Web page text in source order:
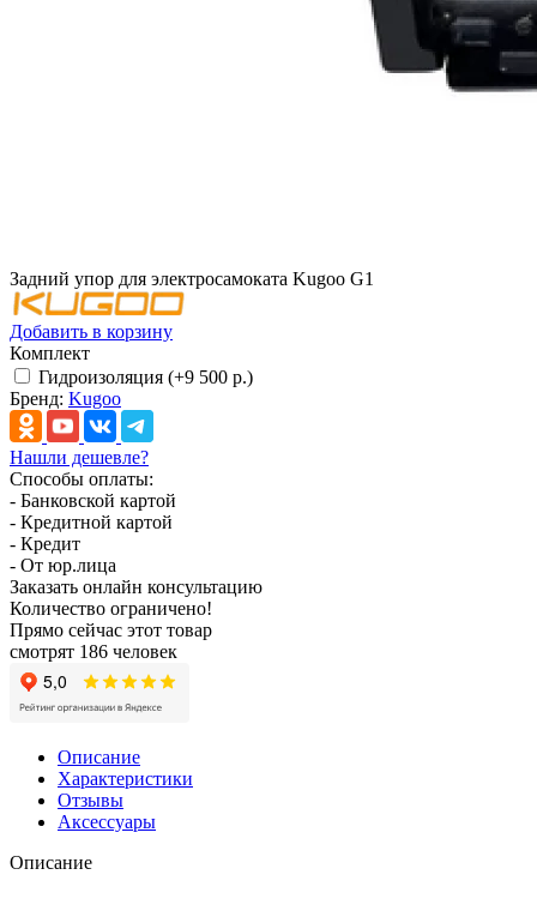
Задний упор для электросамоката Kugoo G1
Добавить в корзину
Комплект
Гидроизоляция (+9 500 р.)
Бренд: Kugoo
Нашли дешевле?
Способы оплаты:
- Банковской картой
- Кредитной картой
- Кредит
- От юр.лица
Заказать онлайн консультацию
Количество ограничено!
Прямо сейчас этот товар
смотрят 186 человек
Описание
Характеристики
Отзывы
Аксессуары
Описание